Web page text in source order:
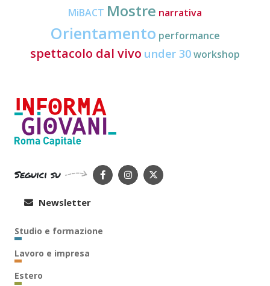
MiBACT Mostre narrativa
Orientamento performance
spettacolo dal vivo under 30workshop
Seguici su
Newsletter
Studio e formazione
Lavoro e impresa
Estero